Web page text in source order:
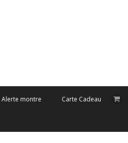
Alerte montre Carte Cadeau